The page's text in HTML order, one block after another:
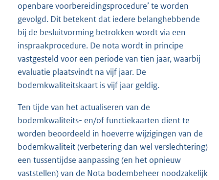
openbare voorbereidingsprocedure’ te worden
gevolgd. Dit betekent dat iedere belanghebbende
bij de besluitvorming betrokken wordt via een
inspraakprocedure. De nota wordt in principe
vastgesteld voor een periode van tien jaar, waarbij
evaluatie plaatsvindt na vijf jaar. De
bodemkwaliteitskaart is vijf jaar geldig.
Ten tijde van het actualiseren van de
bodemkwaliteits- en/of functiekaarten dient te
worden beoordeeld in hoeverre wijzigingen van de
bodemkwaliteit (verbetering dan wel verslechtering)
een tussentijdse aanpassing (en het opnieuw
vaststellen) van de Nota bodembeheer noodzakelijk